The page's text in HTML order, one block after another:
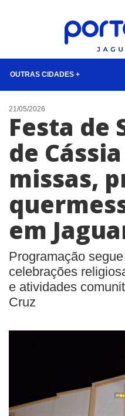
OUTRAS CIDADES +
NOTÍCIAS
LISTA DIGITAL
CONTATO
ANUNCIE
21/05/2026
Festa de
de
missas,
em
Programação
celebrações
e atividades
Cruz